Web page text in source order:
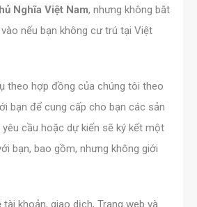
Nghĩa Việt Nam, nhưng không bắt
nếu bạn không cư trú tại Việt
theo hợp đồng của chúng tôi theo
bạn để cung cấp cho bạn các sản
cầu hoặc dự kiến sẽ ký kết một
bạn, bao gồm, nhưng không giới
khoản, giao dịch, Trang web và